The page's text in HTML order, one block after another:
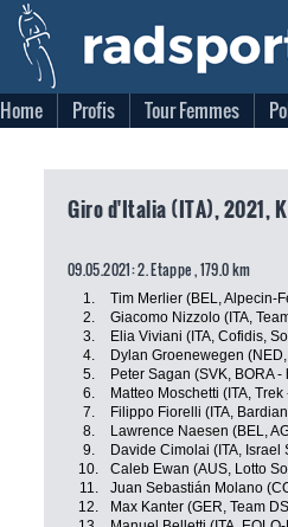
Home Profis Tour Femmes
Giro d'Italia (ITA), 2021,
09.05.2021: 2. Etappe , 179.0 km
1. Tim Merlier (BEL, Alpecin-
2.
Giacomo Nizzolo (ITA,
3.
Elia Viviani (ITA, Cofidis,
4.
Dylan Groenewegen
5.
Peter Sagan (SVK, BORA
6.
Matteo Moschetti (ITA,
7.
Filippo Fiorelli (ITA,
8.
Lawrence Naesen (BEL,
9.
Davide Cimolai (ITA, Israel
10.
Caleb Ewan (AUS, Lotto
11.
Juan Sebastián Molano
12.
Max Kanter (GER, Team